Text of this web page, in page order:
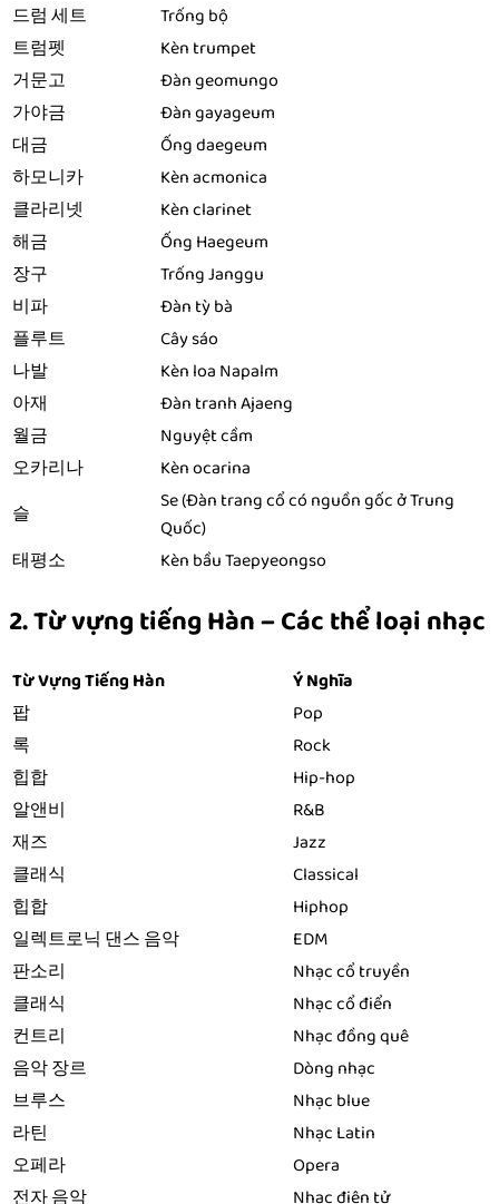
드럼 세트
Trống bộ
트럼펫
Kèn trumpet
거문고
Đàn geomungo
가야금
Đàn gayageum
대금
Ống daegeum
하모니카
Kèn acmonica
클라리넷
Kèn clarinet
해금
Ống Haegeum
장구
Trống Janggu
비파
Đàn tỳ bà
플루트
Cây sáo
나발
Kèn loa Napalm
아재
Đàn tranh Ajaeng
월금
Nguyệt cầm
오카리나
Kèn ocarina
슬
Se (Đàn trang cổ có nguồn gốc ở Trung
Quốc)
태평소
Kèn bầu Taepyeongso
2. Từ vựng tiếng Hàn – Các thể loại nhạc
Từ Vựng Tiếng Hàn
Ý Nghĩa
팝
Pop
록
Rock
힙합
Hip-hop
알앤비
R&B
재즈
Jazz
클래식
Classical
힙합
Hiphop
일렉트로닉 댄스 음악
EDM
판소리
Nhạc cổ truyền
클래식
Nhạc cổ điển
컨트리
Nhạc đồng quê
음악 장르
Dòng nhạc
브루스
Nhạc blue
라틴
Nhạc Latin
오페라
Opera
전자 음악
Nhạc điện tử